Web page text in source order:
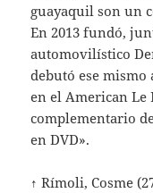
guayaquil son un
En 2013 fundó,
automovilístico
debutó ese mismo
en el American Le
complementario
en DVD».
↑ Rímoli, Cosme